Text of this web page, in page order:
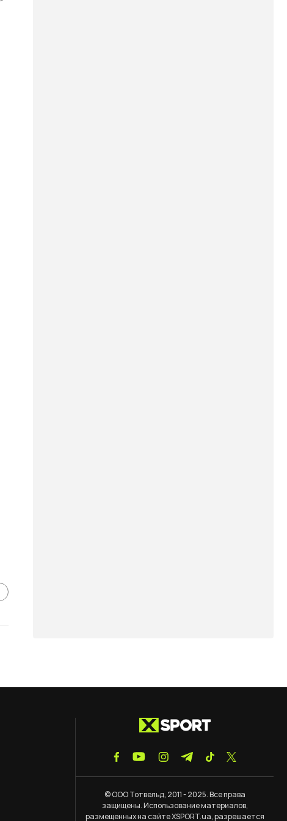
© ООО Тотвельд, 2011 - 2025. Все права
защищены. Использование материалов,
размещенных на сайте XSPORT.ua, разрешается